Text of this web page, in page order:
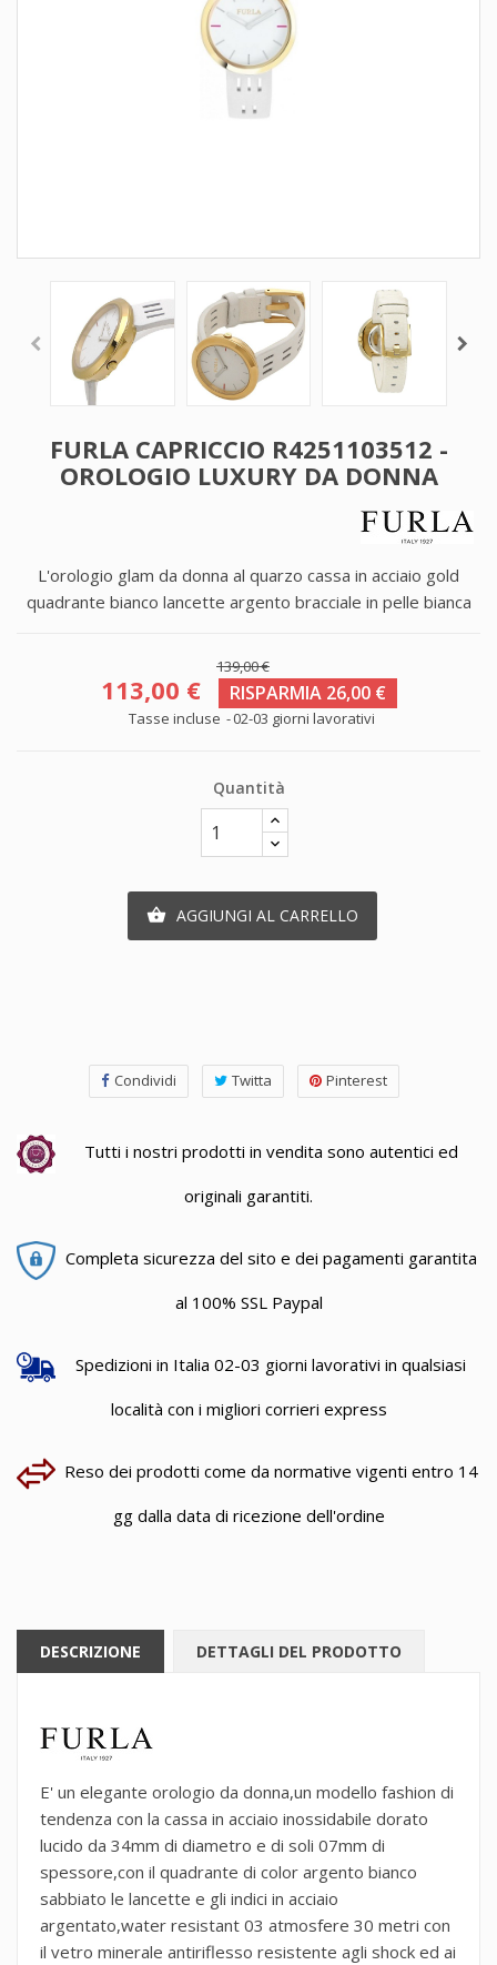
FURLA CAPRICCIO R4251103512 -
OROLOGIO LUXURY DA DONNA
L'orologio glam da donna al quarzo cassa in acciaio gold
quadrante bianco lancette argento bracciale in pelle bianca
139,00 €
113,00 € RISPARMIA 26,00 €
Tasse incluse 02-03 giorni lavorativi
Quantità
 AGGIUNGI AL CARRELLO
Condividi Twitta Pinterest
Tutti i nostri prodotti in vendita sono autentici ed
originali garantiti.
Completa sicurezza del sito e dei pagamenti garantita
al 100% SSL Paypal
Spedizioni in Italia 02-03 giorni lavorativi in qualsiasi
località con i migliori corrieri express
Reso dei prodotti come da normative vigenti entro 14
gg dalla data di ricezione dell'ordine
DESCRIZIONE DETTAGLI DEL PRODOTTO
E' un elegante orologio da donna,un modello fashion di
tendenza con la cassa in acciaio inossidabile dorato
lucido da 34mm di diametro e di soli 07mm di
spessore,con il quadrante di color argento bianco
sabbiato le lancette e gli indici in acciaio
argentato,water resistant 03 atmosfere 30 metri con
il vetro minerale antiriflesso resistente agli shock ed ai